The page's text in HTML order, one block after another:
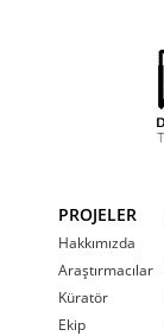
PROJELER
Hakkımızda
Araştırmacılar
Küratör
Ekip